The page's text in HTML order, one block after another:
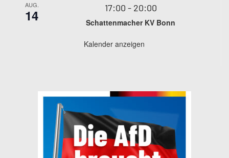
AUG.
14 17:00 - 20:00
Schattenmacher KV Bonn
Kalender anzeigen